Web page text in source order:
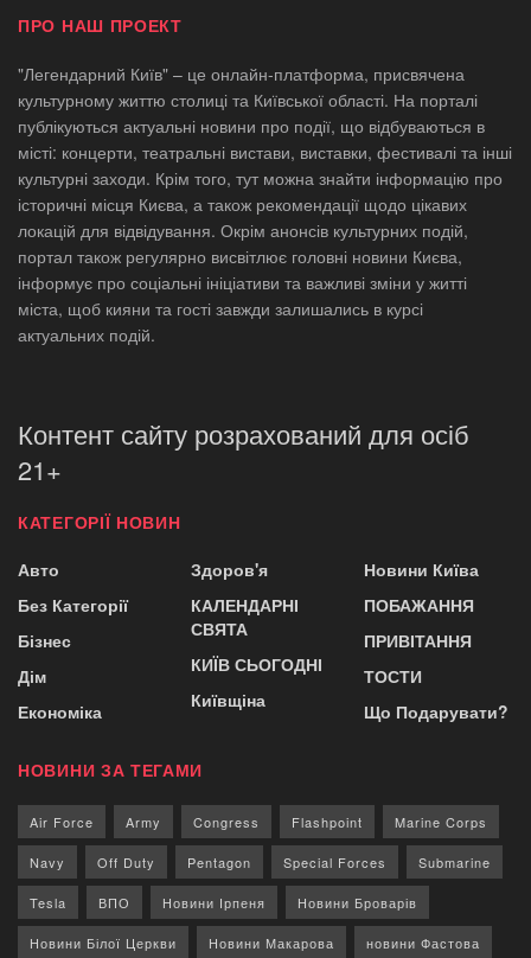
ПРО НАШ ПРОЕКТ
"Легендарний Київ" – це онлайн-платформа, присвячена
культурному життю столиці та Київської області. На порталі
публікуються актуальні новини про події, що відбуваються в
місті: концерти, театральні вистави, виставки, фестивалі та інші
культурні заходи. Крім того, тут можна знайти інформацію про
історичні місця Києва, а також рекомендації щодо цікавих
локацій для відвідування. Окрім анонсів культурних подій,
портал також регулярно висвітлює головні новини Києва,
інформує про соціальні ініціативи та важливі зміни у житті
міста, щоб кияни та гості завжди залишались в курсі
актуальних подій.
Контент сайту розрахований для осіб
21+
КАТЕГОРІЇ НОВИН
Авто
Без Категорії
Бізнес
Дім
Економіка
Здоров'я
КАЛЕНДАРНІ
СВЯТА
КИЇВ СЬОГОДНІ
Київщіна
Новини Київа
ПОБАЖАННЯ
ПРИВІТАННЯ
ТОСТИ
Що Подарувати?
НОВИНИ ЗА ТЕГАМИ
Air Force Army Congress Flashpoint Marine Corps
Navy Off Duty Pentagon Special Forces Submarine
Tesla ВПО Новини Ірпеня Новини Броварів
Новини Білої Церкви Новини Макарова новини Фастова